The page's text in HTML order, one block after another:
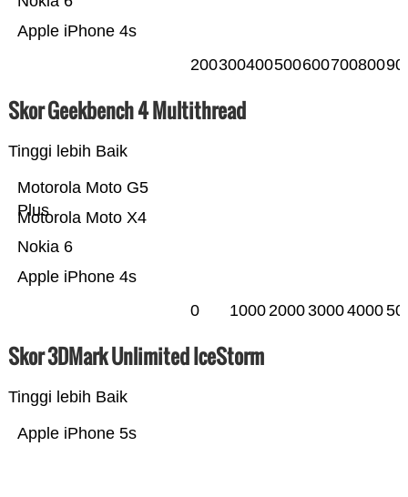
Apple iPhone 4s
200300400500600700800
Skor Geekbench 4 Multithread
Tinggi lebih Baik
Apple iPhone 4s
Nokia 6
Motorola Moto X4
Motorola Moto G5
Plus
0 1000200030004000
Skor 3DMark Unlimited IceStorm
Tinggi lebih Baik
Apple iPhone 5s